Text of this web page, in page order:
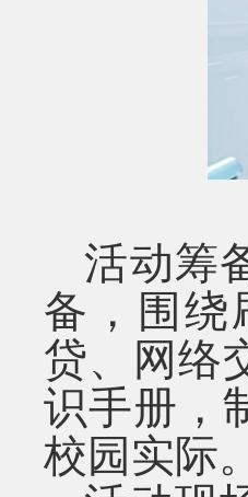
活动筹
备，围绕
贷、网络
识手册，
校园实际。